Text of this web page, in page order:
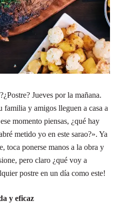
Jueves por la mañana.
familia y amigos lleguen a casa a
momento piensas, ¿qué hay
metido yo en este sarao?». Ya
toca ponerse manos a la obra y
pero claro ¿qué voy a
postre en un día como este!
y eficaz